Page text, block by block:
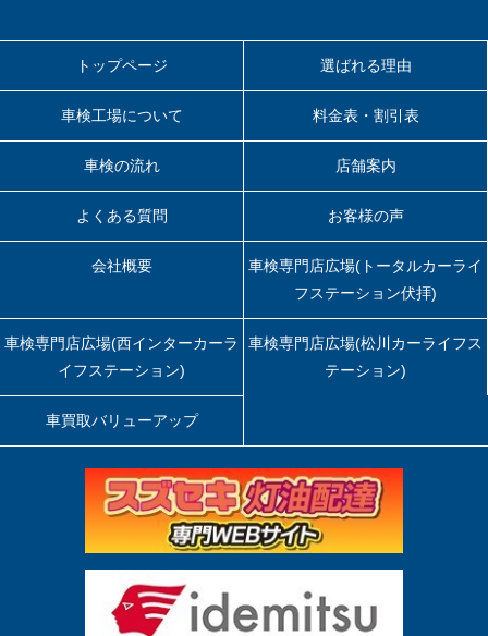
トップページ 選ばれる理由
車検工場について 料金表・割引表
車検の流れ 店舗案内
よくある質問 お客様の声
会社概要
車検専門店広場(トータルカーライ
フステーション伏拝)
車検専門店広場(西インターカーラ
イフステーション)
車検専門店広場(松川カーライフス
テーション)
車買取バリューアップ